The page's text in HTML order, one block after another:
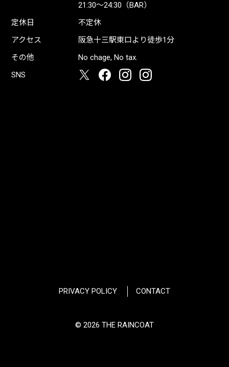
21:30〜24:30（BAR）
定休日
不定休
アクセス
阪急十三駅東口より徒歩1分
その他
No chage, No tax.
SNS
PRIVACY POLICY CONTACT
© 2026 THE RAINCOAT